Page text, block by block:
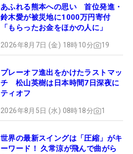
あふれる熊本への思い 首位発進・
鈴木愛が被災地に1000万円寄付
「もらったお金をほかの人に」
2026年8月7日 (金) 18時10分 19
プレーオフ進出をかけたラストマッ
チ 松山英樹は日本時間7日深夜に
ティオフ
2026年8月5日 (水) 08時18分 1
世界の最新スイングは「圧縮」がキ
ーワード！ 久常涼が飛んで曲がら